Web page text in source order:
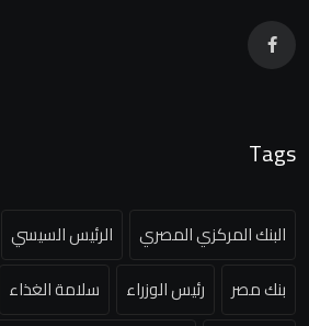
Tags
البنك المركزي المصري الرئيس السيسي
بنك مصر
رئيس الوزراء سلامة الغذاء